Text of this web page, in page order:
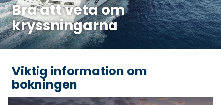
Bra att veta om
kryssningarna
Viktig information om
bokningen